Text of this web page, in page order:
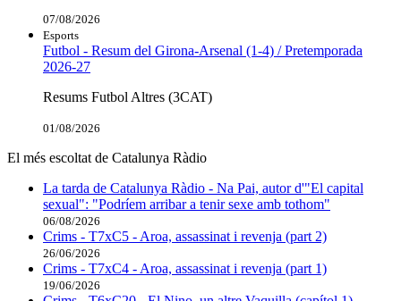
07/08/2026
Esports
Futbol - Resum del Girona-Arsenal (1-4) / Pretemporada
2026-27
Resums Futbol Altres (3CAT)
01/08/2026
El més escoltat de Catalunya Ràdio
La tarda de Catalunya Ràdio - Na Pai, autor d'"El capital
sexual": "Podríem arribar a tenir sexe amb tothom"
06/08/2026
Crims - T7xC5 - Aroa, assassinat i revenja (part 2)
26/06/2026
Crims - T7xC4 - Aroa, assassinat i revenja (part 1)
19/06/2026